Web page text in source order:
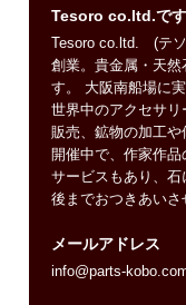
Tesoro co.ltd.です
Tesoro co.ltd. (テ
創業。貴金属・天然
す。 大阪南船場に
世界中のアクセサ
販売、鉱物の加工
開催中で、作家作
サービスもあり、
後までおつきあいさ
メールアドレス
info@parts-